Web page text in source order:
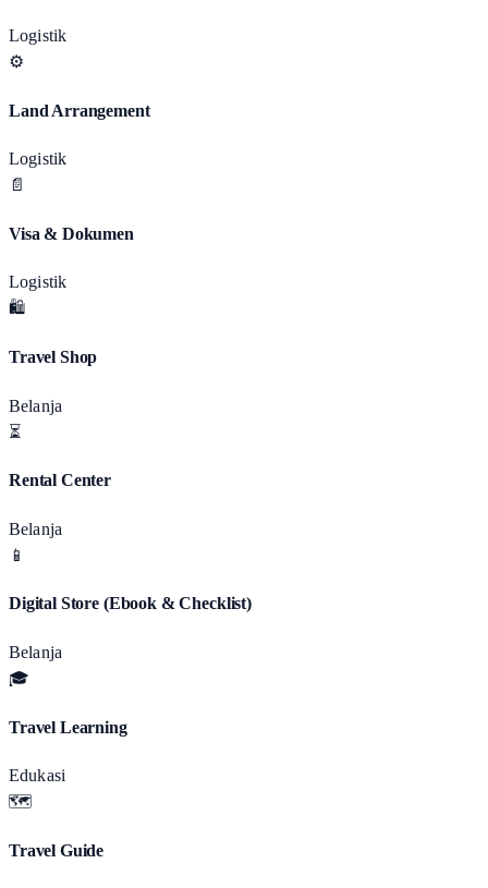
Logistik
⚙️
Land Arrangement
Logistik
📄
Visa & Dokumen
Logistik
🛍️
Travel Shop
Belanja
⏳
Rental Center
Belanja
📱
Digital Store (Ebook & Checklist)
Belanja
🎓
Travel Learning
Edukasi
🗺️
Travel Guide